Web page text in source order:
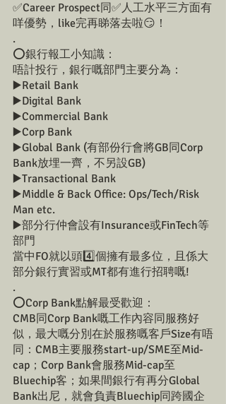
✅Career Prospect同✅人工水平三方面有
咩優勢，like完再睇落去啦😏！
.
⭕️銀行報工小知識：
唔計投行，銀行嘅部門主要分為：
▶️Retail Bank
▶️Digital Bank
▶️Commercial Bank
▶️Corp Bank
▶️Global Bank (有部份行會將GB同Corp
Bank放埋一齊，不另設GB)
▶️Transactional Bank
▶️Middle & Back Office: Ops/Tech/Risk
Man etc.
▶️部分行仲會設有Insurance或FinTech等
部門
當中FO就以頭4️⃣個擁有最多位，且係大
部分銀行實習或MT都有進行招聘嘅!
.
⭕️Corp Bank點解最受歡迎：
CMB同Corp Bank嘅工作內容同服務好
似，最大嘅分別在於服務嘅客戶Size有唔
同：CMB主要服務start-up/SME至Mid-
cap；Corp Bank會服務Mid-cap至
Bluechip客；如果間銀行有再分Global
Bank出尼，就會負責Bluechip同跨國企